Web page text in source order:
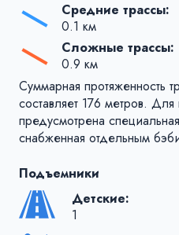
Средние трассы:
0.1 км
Сложные трассы:
0.9 км
Суммарная протяженность
составляет 176 метров.
предусмотрена
снабженная отдельным
Подъемники
Детские:
1